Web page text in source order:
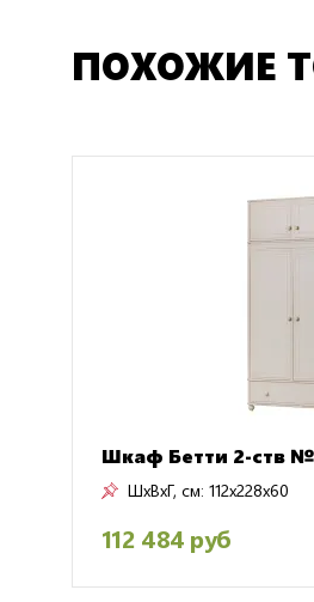
ПОХОЖИЕ
Шкаф Бетти 2-ств
ШxВxГ, см: 112x228x60
112 484 руб